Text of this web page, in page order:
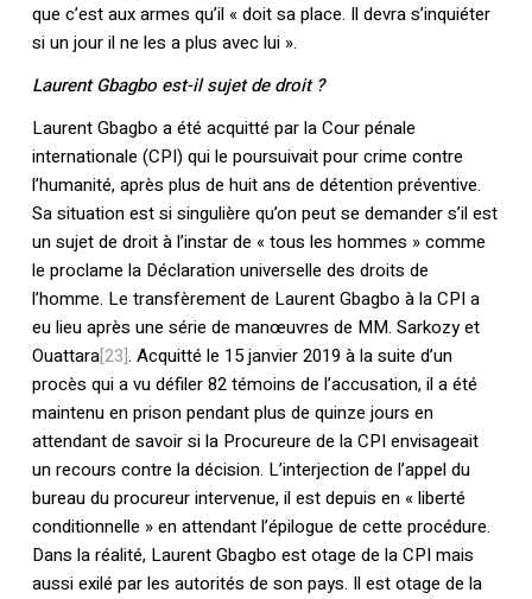
que c’est aux armes qu’il « doit sa place. Il devra s’inquiéter
si un jour il ne les a plus avec lui ».
Laurent Gbagbo est-il sujet de droit ?
Laurent Gbagbo a été acquitté par la Cour pénale
internationale (CPI) qui le poursuivait pour crime contre
l’humanité, après plus de huit ans de détention préventive.
Sa situation est si singulière qu’on peut se demander s’il est
un sujet de droit à l’instar de « tous les hommes » comme
le proclame la Déclaration universelle des droits de
l’homme. Le transfèrement de Laurent Gbagbo à la CPI a
eu lieu après une série de manœuvres de MM. Sarkozy et
Ouattara[23]. Acquitté le 15 janvier 2019 à la suite d’un
procès qui a vu défiler 82 témoins de l’accusation, il a été
maintenu en prison pendant plus de quinze jours en
attendant de savoir si la Procureure de la CPI envisageait
un recours contre la décision. L’interjection de l’appel du
bureau du procureur intervenue, il est depuis en « liberté
conditionnelle » en attendant l’épilogue de cette procédure.
Dans la réalité, Laurent Gbagbo est otage de la CPI mais
aussi exilé par les autorités de son pays. Il est otage de la